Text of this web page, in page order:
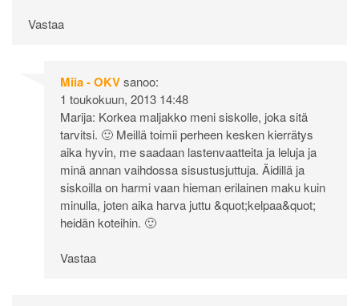
Vastaa
Miia - OKVsanoo:
1 toukokuun, 2013 14:48
Marija: Korkea maljakko meni siskolle, joka sitä
tarvitsi. 🙂 Meillä toimii perheen kesken kierrätys
aika hyvin, me saadaan lastenvaatteita ja leluja ja
minä annan vaihdossa sisustusjuttuja. Äidillä ja
siskoilla on harmi vaan hieman erilainen maku kuin
minulla, joten aika harva juttu &quot;kelpaa&quot;
heidän koteihin. 🙂
Vastaa